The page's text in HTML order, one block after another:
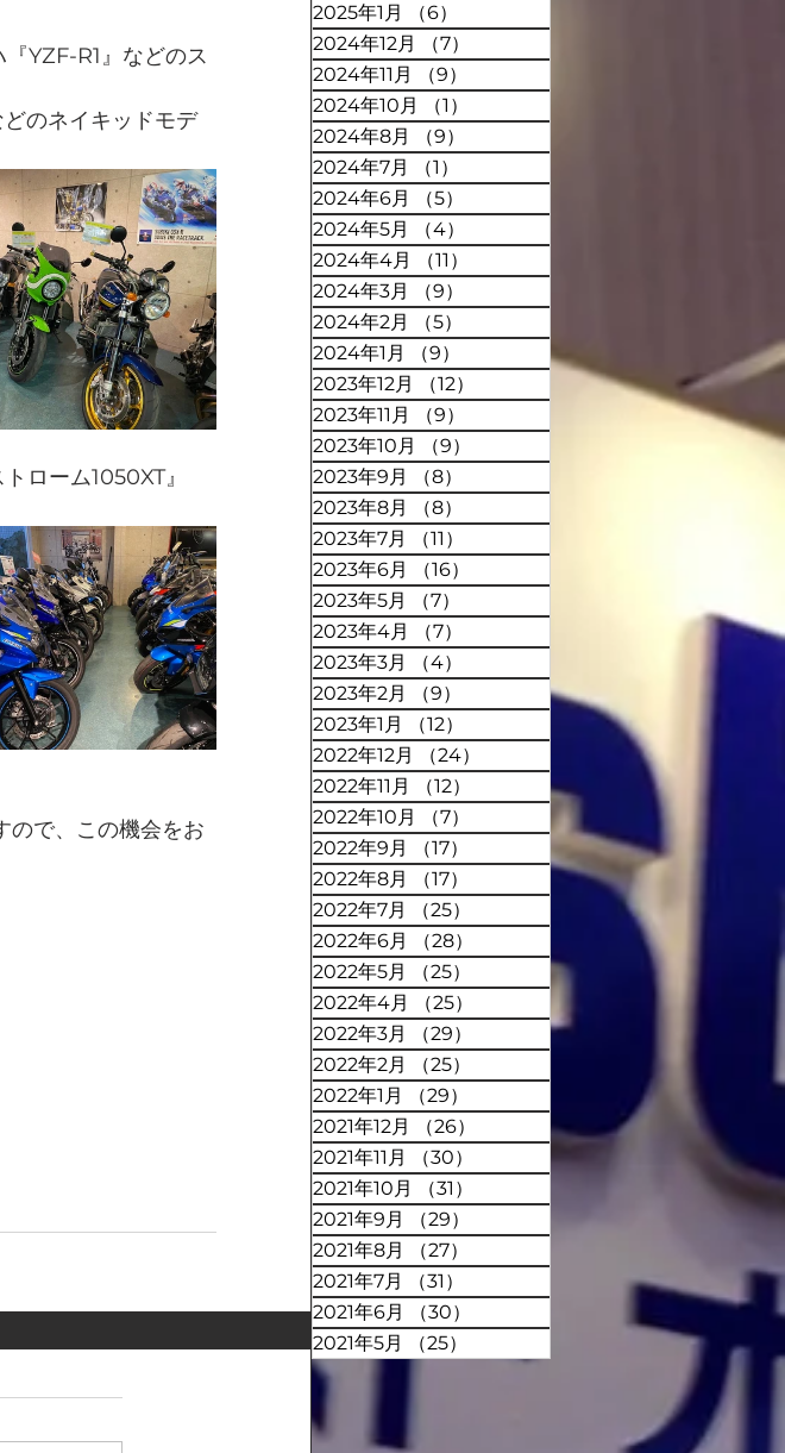
2025年1月
（6）
2024年12月
（7）
2024年11月
（9）
2024年10月
（1）
2024年8月
（9）
2024年7月
（1）
2024年6月
（5）
2024年5月
（4）
2024年4月
（11）
2024年3月
（9）
2024年2月
（5）
2024年1月
（9）
2023年12月
（12）
2023年11月
（9）
2023年10月
（9）
2023年9月
（8）
2023年8月
（8）
2023年7月
（11）
2023年6月
（16）
2023年5月
（7）
2023年4月
（7）
2023年3月
（4）
2023年2月
（9）
2023年1月
（12）
2022年12月
（24）
2022年11月
（12）
12件の記事
2022年10月
（7）
7件の記事
2022年9月
（17）
17件の記事
2022年8月
（17）
17件の記事
2022年7月
（25）
2022年6月
（28）
2022年5月
（25）
25件の記事
2022年4月
（25）
25件の記事
2022年3月
（29）
29件の記事
2022年2月
（25）
2022年1月
（29）
2021年12月
（26）
26件の記事
2021年11月
（30）
30件の記事
2021年10月
（31）
2021年9月
（29）
2021年8月
（27）
2021年7月
（31）
2021年6月
（30）
2021年5月
（25）
YZF-R1』などのス
のネイキッドモデ
ローム1050XT』
ので、この機会をお